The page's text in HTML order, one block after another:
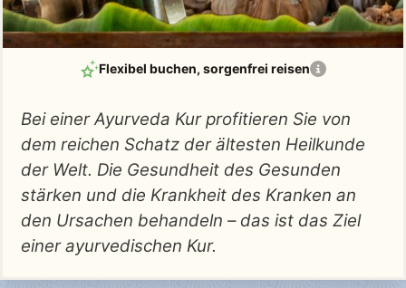
Flexibel buchen, sorgenfrei reisen
Bei einer Ayurveda Kur profitieren Sie von
dem reichen Schatz der ältesten Heilkunde
der Welt. Die Gesundheit des Gesunden
stärken und die Krankheit des Kranken an
den Ursachen behandeln – das ist das Ziel
einer ayurvedischen Kur.